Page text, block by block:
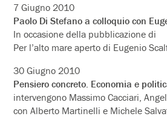
7 Giugno 2010
Paolo Di Stefano a colloquio con
In occasione della pubblicazione di
Per l’alto mare aperto di Eugenio
30 Giugno 2010
Pensiero concreto. Economia e
intervengono Massimo Cacciari,
con Alberto Martinelli e Michele